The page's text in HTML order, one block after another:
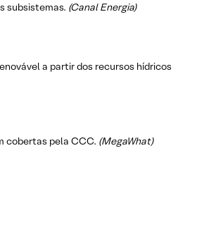
subsistemas. (Canal Energia)
a partir dos recursos hídricos
cobertas pela CCC. (MegaWhat)